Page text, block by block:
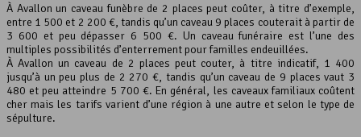
À Avallon un caveau funèbre de 2 places peut coûter, à titre d’exemple,
entre 1 500 et 2 200 €, tandis qu’un caveau 9 places couterait à partir de
3 600 et peu dépasser 6 500 €. Un caveau funéraire est l’une des
multiples possibilités d’enterrement pour familles endeuillées.
À Avallon un caveau de 2 places peut couter, à titre indicatif, 1 400
jusqu’à un peu plus de 2 270 €, tandis qu’un caveau de 9 places vaut 3
480 et peu atteindre 5 700 €. En général, les caveaux familiaux coûtent
cher mais les tarifs varient d’une région à une autre et selon le type de
sépulture.